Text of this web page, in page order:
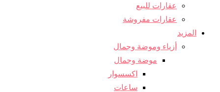
عقارات للبيع
عقارات مفروشة
المزيد
أزياء وموضة وجمال
موضة وجمال
اكسسوار
ساعات